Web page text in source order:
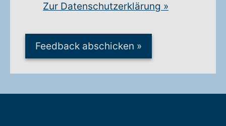
Zur Datenschutzerklärung »
Feedback abschicken »